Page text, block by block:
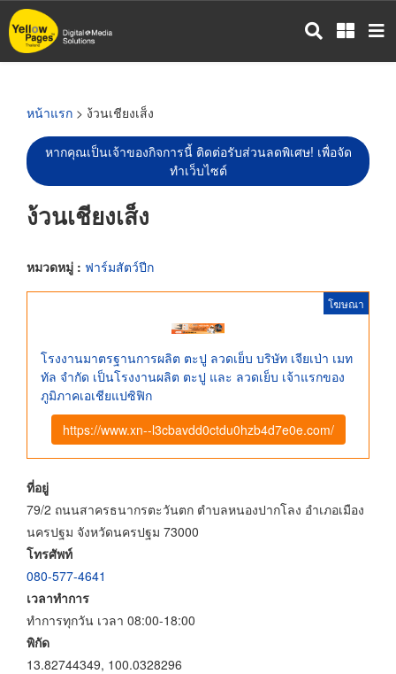
ข้าม
ไป
หน้าแรก > ง้วนเชียงเส็ง
หากคุณเป็นเจ้าของกิจการนี้ ติดต่อรับส่วนลดพิเศษ! เพื่อจัด
ทำเว็บไซต์
ง้วนเชียงเส็ง
หมวดหมู่ : ฟาร์มสัตว์ปีก
โฆษณา
โรงงานมาตรฐานการผลิต ตะปู ลวดเย็บ บริษัท เจียเป่า เมท
ทัล จำกัด เป็นโรงงานผลิต ตะปู และ ลวดเย็บ เจ้าแรกของ
ภูมิภาคเอเชียแปซิฟิก
https://www.xn--l3cbavdd0ctdu0hzb4d7e0e.com/
ที่อยู่
79/2 ถนนสาครธนากรตะวันตก ตำบลหนองปากโลง อำเภอเมือง
นครปฐม จังหวัดนครปฐม 73000
โทรศัพท์
080-577-4641
เวลาทำการ
ทำการทุกวัน เวลา 08:00-18:00
พิกัด
13.82744349, 100.0328296